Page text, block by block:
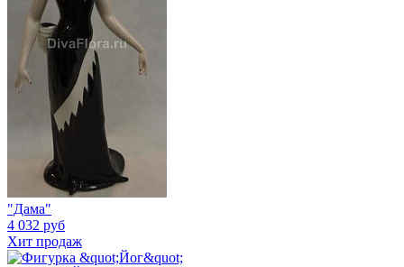
"Дама"
4 032 руб
Хит продаж